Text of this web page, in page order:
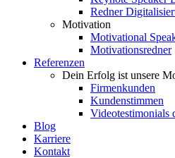
Redner
Motivation
Motivational
Motivationsredner
Referenzen
Dein Erfolg ist unsere
Firmenkunden
Kundenstimmen
Videotestimonials
Blog
Karriere
Kontakt